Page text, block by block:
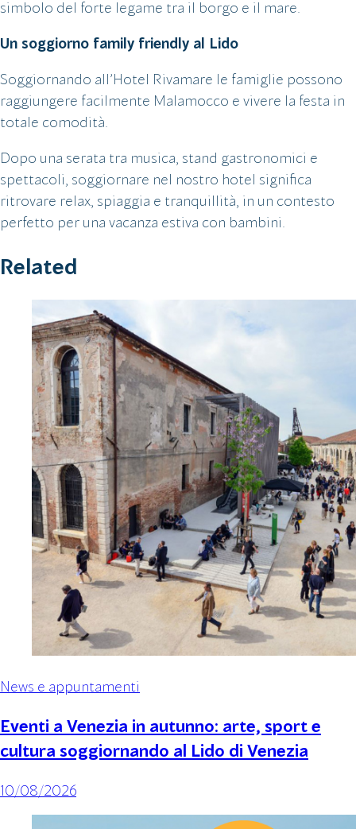
simbolo del forte legame tra il borgo e il mare.
Un soggiorno family friendly al Lido
Soggiornando all’Hotel Rivamare le famiglie possono
raggiungere facilmente Malamocco e vivere la festa in
totale comodità.
Dopo una serata tra musica, stand gastronomici e
spettacoli, soggiornare nel nostro hotel significa
ritrovare relax, spiaggia e tranquillità, in un contesto
perfetto per una vacanza estiva con bambini.
Related
News e appuntamenti
Eventi a Venezia in autunno: arte, sport e
cultura soggiornando al Lido di Venezia
10/08/2026